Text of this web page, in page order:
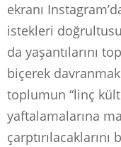
ekranı
istekleri
da yaşantılarını
biçerek
toplumun “linç
yaftalamalarına